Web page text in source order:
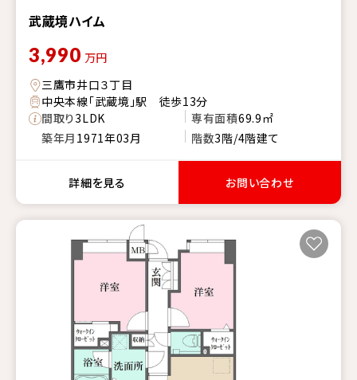
武蔵境ハイム
3,990 万円
三鷹市井口３丁目
中央本線「武蔵境」駅 徒歩13分
間取り3LDK 専有面積69.9㎡
築年月 1971年03月 階数3階/4階建て
詳細を見る お問い合わせ